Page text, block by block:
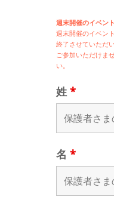
週末開催のイベン
週末開催のイベン
終了させていただ
ご参加いただけま
い。
姓 *
名 *